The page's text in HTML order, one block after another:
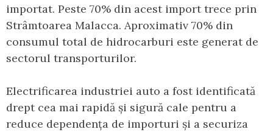
importat. Peste 70% din acest import trece prin
Strâmtoarea Malacca. Aproximativ 70% din
consumul total de hidrocarburi este generat de
sectorul transporturilor.
Electrificarea industriei auto a fost identificată
drept cea mai rapidă și sigură cale pentru a
reduce dependența de importuri și a securiza